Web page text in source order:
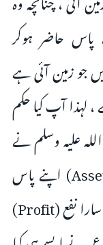
حاضر ہوکر
جو زمین آئی ہے
لہذا آپ کیا حکم
علیہ وسلم نے
فرمایا: اگر تم چاہو تو زمین کی اصل (Assets) اپنے پاس
روک لو اور اس سے حاصل ہونے والا سارا نفع (Profit)